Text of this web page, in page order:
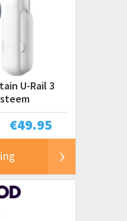
U-Rail 3
€49.95